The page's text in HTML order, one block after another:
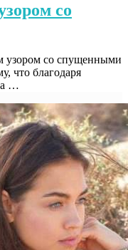
со
узором со спущенными
что благодаря
а …